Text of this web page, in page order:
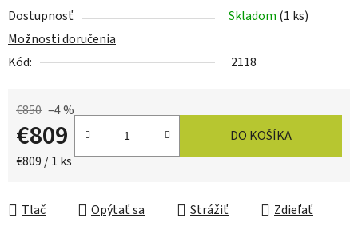
Dostupnosť Skladom (1 ks)
Možnosti doručenia
Kód:
2118
€850 –4 %
€809
Jednotková cena:
€809 / 1 ks
DO KOŠÍKA
Tlač Opýtať sa Strážiť Zdieľať